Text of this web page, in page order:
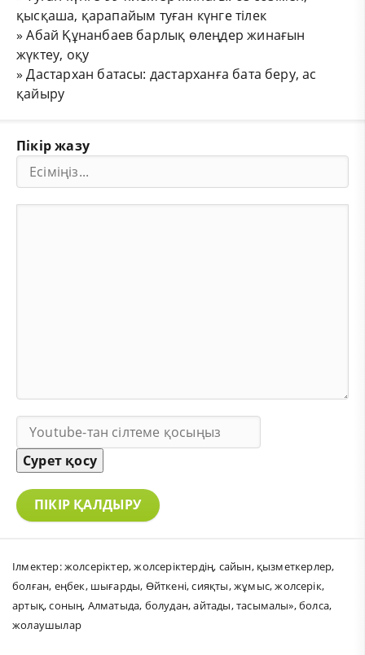
қысқаша, қарапайым туған күнге тілек
»Абай Құнанбаев барлық өлеңдер жинағын
жүктеу, оқу
»Дастархан батасы: дастарханға бата беру, ас
қайыру
Пікір жазу
Сурет қосу
ПІКІР ҚАЛДЫРУ
Ілмектер:жолсеріктер,жолсеріктердің, сайын, қызметкерлер,
болған, еңбек, шығарды, Өйткені,сияқты,жұмыс,жолсерік,
артық,соның, Алматыда, болудан,айтады,тасымалы»,болса,
жолаушылар